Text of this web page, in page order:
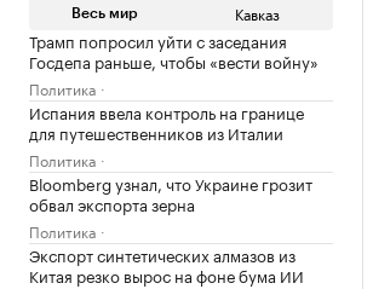
Весь мир Кавказ
Трамп попросил уйти с заседания
Госдепа раньше, чтобы «вести войну»
Политика
Испания ввела контроль на границе
для путешественников из Италии
Политика
Bloomberg узнал, что Украине грозит
обвал экспорта зерна
Политика
Экспорт синтетических алмазов из
Китая резко вырос на фоне бума ИИ